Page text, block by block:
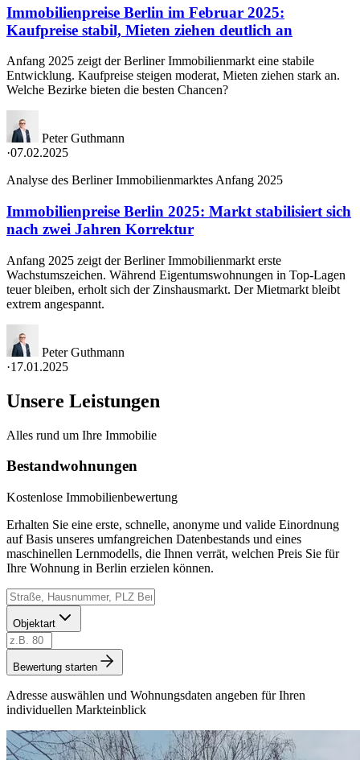
Immobilienpreise Berlin im Februar 2025:
Kaufpreise stabil, Mieten ziehen deutlich an
Anfang 2025 zeigt der Berliner Immobilienmarkt eine stabile
Entwicklung. Kaufpreise steigen moderat, Mieten ziehen stark an.
Welche Bezirke bieten die besten Chancen?
Peter Guthmann
·07.02.2025
Analyse des Berliner Immobilienmarktes Anfang 2025
Immobilienpreise Berlin 2025: Markt stabilisiert sich
nach zwei Jahren Korrektur
Anfang 2025 zeigt der Berliner Immobilienmarkt erste
Wachstumszeichen. Während Eigentumswohnungen in Top-Lagen
teuer bleiben, erholt sich der Zinshausmarkt. Der Mietmarkt bleibt
extrem angespannt.
Peter Guthmann
·17.01.2025
Unsere Leistungen
Alles rund um Ihre Immobilie
Bestandwohnungen
Kostenlose Immobilienbewertung
Erhalten Sie eine erste, schnelle, anonyme und valide Einordnung
auf Basis unseres umfangreichen Datenbestands und eines
maschinellen Lernmodells, die Ihnen verrät, welchen Preis Sie für
Ihre Wohnung in Berlin erzielen können.
Objektart
Bewertung starten
Adresse auswählen und Wohnungsdaten angeben für Ihren
individuellen Markteinblick